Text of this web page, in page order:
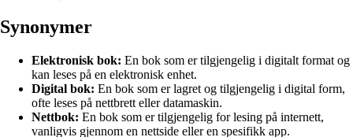
Synonymer
Elektronisk bok: En bok som er tilgjengelig i digitalt format og
kan leses på en elektronisk enhet.
Digital bok: En bok som er lagret og tilgjengelig i digital form,
ofte leses på nettbrett eller datamaskin.
Nettbok: En bok som er tilgjengelig for lesing på internett,
vanligvis gjennom en nettside eller en spesifikk app.